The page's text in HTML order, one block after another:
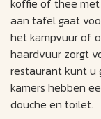
koffie of thee
aan tafel gaat
het kampvuur of
haardvuur zorgt
restaurant kunt u
kamers hebben
douche en toilet.